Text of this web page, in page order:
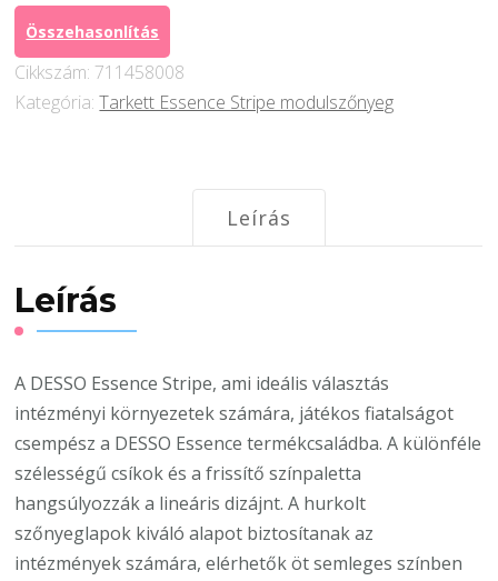
AA91
8162
mennyiség
Összehasonlítás
Cikkszám: 711458008
Kategória:Tarkett Essence Stripe modulszőnyeg
Leírás
Leírás
A DESSO Essence Stripe, ami ideális választás
intézményi környezetek számára, játékos fiatalságot
csempész a DESSO Essence termékcsaládba. A különféle
szélességű csíkok és a frissítő színpaletta
hangsúlyozzák a lineáris dizájnt. A hurkolt
szőnyeglapok kiváló alapot biztosítanak az
intézmények számára, elérhetők öt semleges színben